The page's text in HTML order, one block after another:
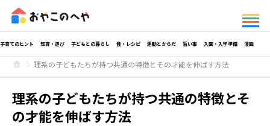
子育てのヒント 知育・遊び 子どもとの暮らし 食・レシピ 運動とからだ 習い事 入園・入学準備 漫画
理系の子どもたちが持つ共通の特徴とその才能を伸ばす方法
理系の子どもたちが持つ共通の特徴とそ
の才能を伸ばす方法